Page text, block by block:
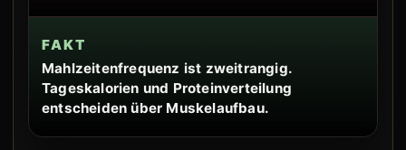
FAKT
Mahlzeitenfrequenz ist zweitrangig.
Tageskalorien und Proteinverteilung
entscheiden über Muskelaufbau.